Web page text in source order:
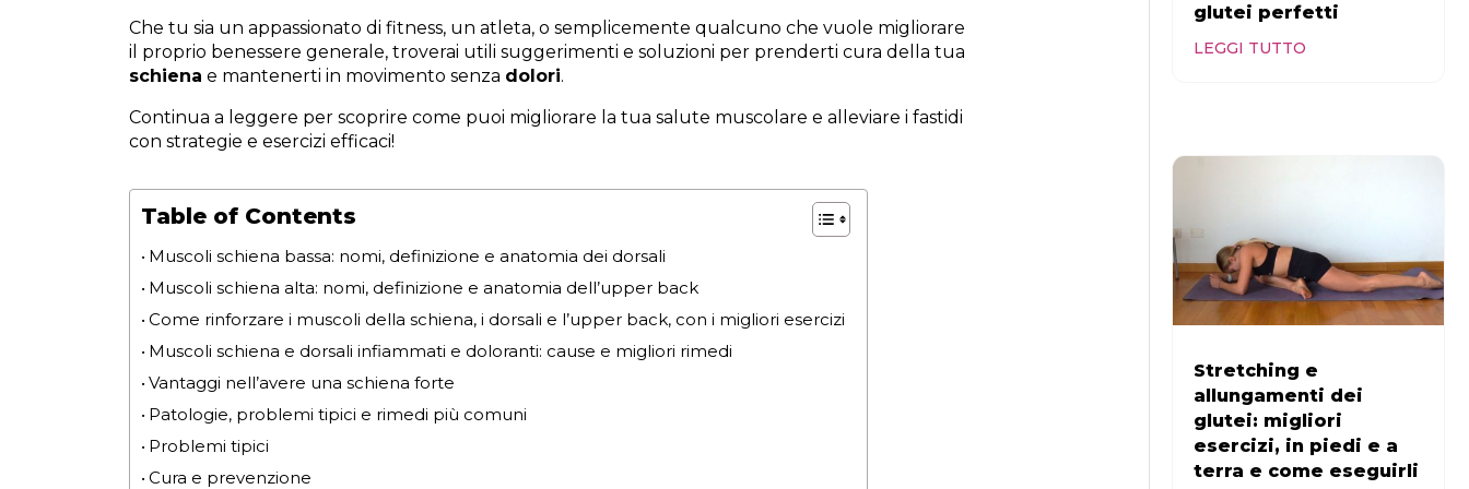
Che tu sia un appassionato di fitness, un atleta, o semplicemente qualcuno che vuole migliorare
il proprio benessere generale, troverai utili suggerimenti e soluzioni per prenderti cura della tua
schiena e mantenerti in movimento senza dolori.
Continua a leggere per scoprire come puoi migliorare la tua salute muscolare e alleviare i fastidi
con strategie e esercizi efficaci!
Table of Contents
Muscoli schiena bassa: nomi, definizione e anatomia dei dorsali
Muscoli schiena alta: nomi, definizione e anatomia dell’upper back
Come rinforzare i muscoli della schiena, i dorsali e l’upper back, con i migliori esercizi
Muscoli schiena e dorsali infiammati e doloranti: cause e migliori rimedi
Vantaggi nell’avere una schiena forte
Patologie, problemi tipici e rimedi più comuni
Problemi tipici
Cura e prevenzione
glutei perfetti
LEGGI TUTTO
Stretching e
allungamenti dei
glutei: migliori
esercizi, in piedi e a
terra e come eseguirli